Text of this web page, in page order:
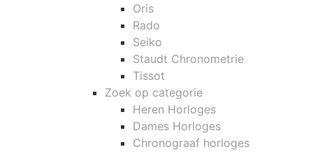
Oris
Rado
Seiko
Staudt Chronometrie
Tissot
Zoek op categorie
Heren Horloges
Dames Horloges
Chronograaf horloges